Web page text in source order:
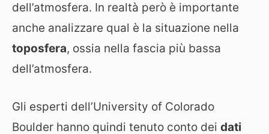
dell’atmosfera. In realtà però è importante
anche analizzare qual è la situazione nella
toposfera, ossia nella fascia più bassa
dell’atmosfera.
Gli esperti dell’University of Colorado
Boulder hanno quindi tenuto conto dei dati